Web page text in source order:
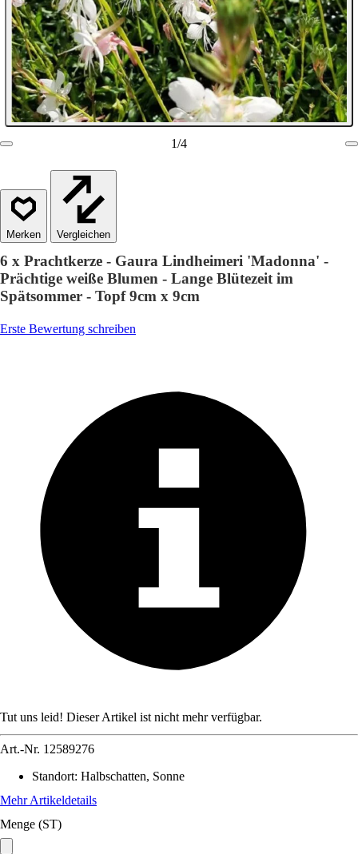
1/4
Vergleichen
6 x Prachtkerze - Gaura Lindheimeri 'Madonna' -
Prächtige weiße Blumen - Lange Blütezeit im
Spätsommer - Topf 9cm x 9cm
Erste Bewertung schreiben
Tut uns leid! Dieser Artikel ist nicht mehr verfügbar.
Art.-Nr. 12589276
Standort: Halbschatten, Sonne
Mehr Artikeldetails
Menge (ST)